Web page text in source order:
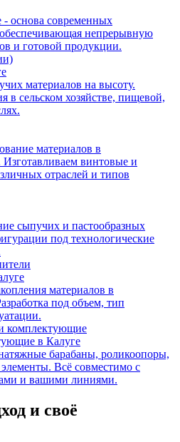
- основа современных
непрерывную
и готовой продукции.
материалов на высоту.
в сельском хозяйстве, пищевой,
материалов в
винтовые и
отраслей и типов
сыпучих и пастообразных
под технологические
материалов в
под объем, тип
в Калуге
барабаны, роликоопоры,
Всё совместимо с
и вашими линиями.
и своё